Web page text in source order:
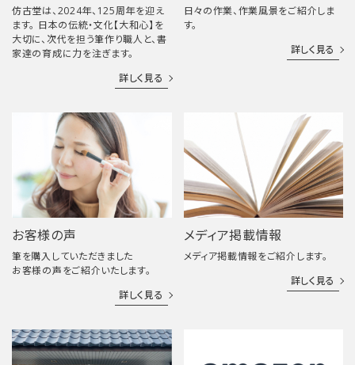
仿古堂は、2024年、125周年を迎え
ます。 日本の伝統・文化【大和心】を
大切に、次代を担う筆作り職人と、書
家達の育成に力を注ぎます。
詳しく見る
日々の作業、作業風景をご紹介しま
す。
詳しく見る
お客様の声
筆を購入していただきました
お客様の声をご紹介いたします。
詳しく見る
メディア掲載情報
メディア掲載情報をご紹介します。
詳しく見る